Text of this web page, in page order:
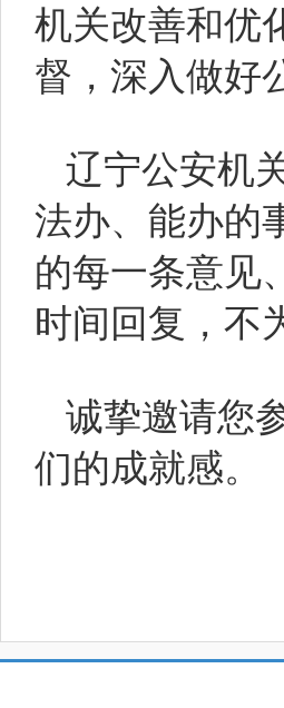
机关改善和优
督，深入做好
辽宁公安机
法办、能办的
的每一条意见
时间回复，不
诚挚邀请您
们的成就感。